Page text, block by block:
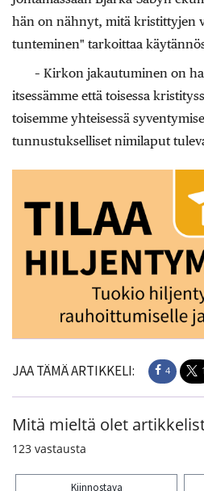
hän on nähnyt, mitä kristittyjen
tunteminen" tarkoittaa
– Kirkon jakautuminen on
itsessämme että toisessa
toisemme yhteisessä
tunnustukselliset nimilaput
JAA TÄMÄ ARTIKKELI: 4 1
Mitä mieltä olet
123 vastausta
Kiinnostava